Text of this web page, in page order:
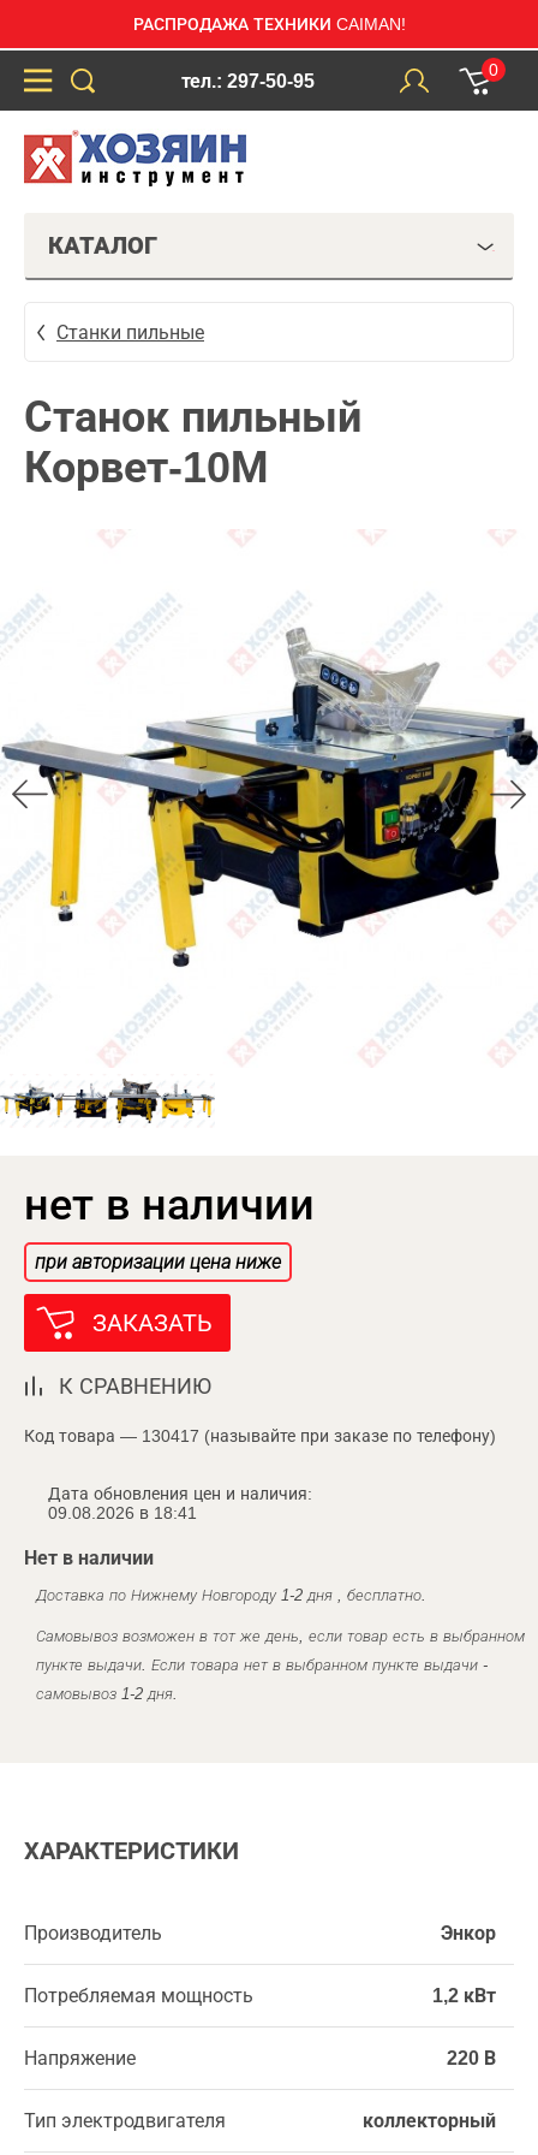
РАСПРОДАЖА ТЕХНИКИ CAIMAN!
тел.: 297-50-95
0
КАТАЛОГ
Станки пильные
Станок пильный
Корвет-10М
нет в наличии
при авторизации цена ниже
ЗАКАЗАТЬ
К СРАВНЕНИЮ
Код товара — 130417 (называйте при заказе по телефону)
Дата обновления цен и наличия:
09.08.2026 в 18:41
Нет в наличии
Доставка по Нижнему Новгороду 1-2 дня , бесплатно.
Самовывоз возможен в тот же день, если товар есть в выбранном
пункте выдачи. Если товара нет в выбранном пункте выдачи -
самовывоз 1-2 дня.
ХАРАКТЕРИСТИКИ
Производитель Энкор
Потребляемая мощность 1,2 кВт
Напряжение 220 В
Тип электродвигателя коллекторный